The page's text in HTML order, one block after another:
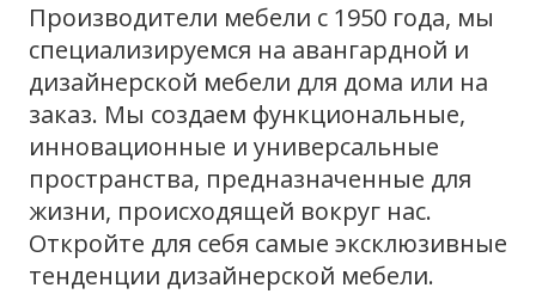
Производители мебели с 1950 года, мы
специализируемся на авангардной и
дизайнерской мебели для дома или на
заказ. Мы создаем функциональные,
инновационные и универсальные
пространства, предназначенные для
жизни, происходящей вокруг нас.
Откройте для себя самые эксклюзивные
тенденции дизайнерской мебели.